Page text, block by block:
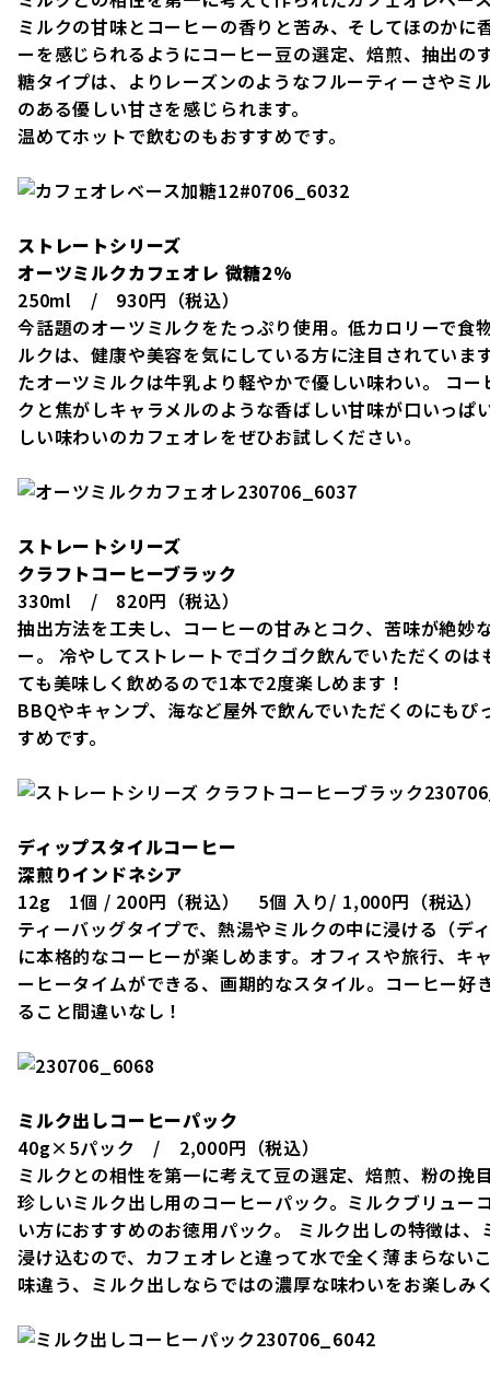
ミルクの甘味とコーヒーの香りと苦み、そしてほのかに
ーを感じられるようにコーヒー豆の選定、焙煎、抽出の
糖タイプは、よりレーズンのようなフルーティーさやミ
のある優しい甘さを感じられます。
温めてホットで飲むのもおすすめです。
ストレートシリーズ
オーツミルクカフェオレ 微糖2%
250ml / 930円（税込）
今話題のオーツミルクをたっぷり使用。低カロリーで食
ルクは、健康や美容を気にしている方に注目されていま
たオーツミルクは牛乳より軽やかで優しい味わい。 コ
クと焦がしキャラメルのような香ばしい甘味が口いっぱ
しい味わいのカフェオレをぜひお試しください。
ストレートシリーズ
クラフトコーヒーブラック
330ml / 820円（税込）
抽出方法を工夫し、コーヒーの甘みとコク、苦味が絶妙
ー。 冷やしてストレートでゴクゴク飲んでいただくの
ても美味しく飲めるので1本で2度楽しめます！
BBQやキャンプ、海など屋外で飲んでいただくのにもぴ
すめです。
ディップスタイルコーヒー
深煎りインドネシア
12g 1個 / 200円（税込） 5個 入り/ 1,000円（税込）
ティーバッグタイプで、熱湯やミルクの中に浸ける（デ
に本格的なコーヒーが楽しめます。オフィスや旅行、キ
ーヒータイムができる、画期的なスタイル。コーヒー好
ること間違いなし！
ミルク出しコーヒーパック
40g×5パック / 2,000円（税込）
ミルクとの相性を第一に考えて豆の選定、焙煎、粉の挽
珍しいミルク出し用のコーヒーパック。ミルクブリュー
い方におすすめのお徳用パック。 ミルク出しの特徴は
浸け込むので、カフェオレと違って水で全く薄まらない
味違う、ミルク出しならではの濃厚な味わいをお楽しみ